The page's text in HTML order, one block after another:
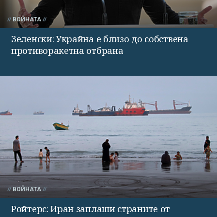
ВОЙНАТА
Зеленски: Украйна е близо до собствена
противоракетна отбрана
ВОЙНАТА
Ройтерс: Иран заплаши страните от